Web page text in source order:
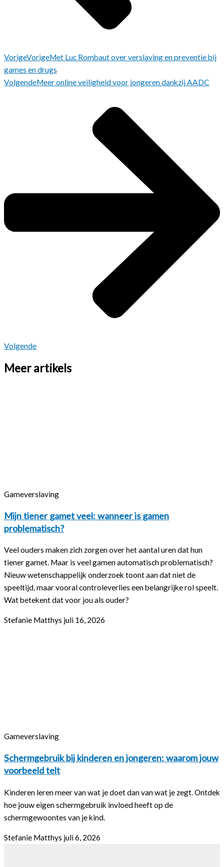
VorigeVorigeMet Luc Rombaut over verslaving en preventie bij
games en drugs
VolgendeMeer online veiligheid voor jongeren dankzij AADC
Volgende
Meer artikels
Gameverslaving
Mijn tiener gamet veel: wanneer is gamen
problematisch?
Veel ouders maken zich zorgen over het aantal uren dat hun
tiener gamet. Maar is veel gamen automatisch problematisch?
Nieuw wetenschappelijk onderzoek toont aan dat niet de
speeltijd, maar vooral controleverlies een belangrijke rol speelt.
Wat betekent dat voor jou als ouder?
Stefanie Matthys juli 16, 2026
Gameverslaving
Schermgebruik bij kinderen en jongeren: waarom jouw
voorbeeld telt
Kinderen leren meer van wat je doet dan van wat je zegt. Ontdek
hoe jouw eigen schermgebruik invloed heeft op de
schermgewoontes van je kind.
Stefanie Matthys juli 6, 2026